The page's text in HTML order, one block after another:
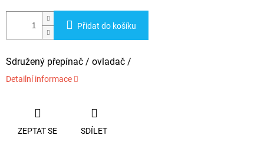
Přidat do košíku
Sdružený přepínač / ovladač /
Detailní informace
ZEPTAT SE SDÍLET